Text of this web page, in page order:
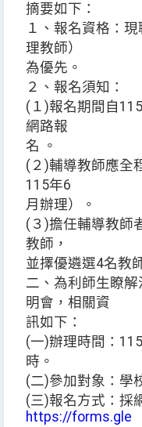
摘要如下：
１、報名資格：
理教師）
為優先。
２、報名須知：
(１)報名期間自
網路報
名 。
(２)輔導教師應全
115年6
月辦理）。
(３)擔任輔導教師
教師，
並擇優遴選4名教
二、為利師生瞭
明會，相關資
訊如下：
(一)辦理時間：
時。
(二)參加對象：學
(三)報名方式：採
https://forms.gle